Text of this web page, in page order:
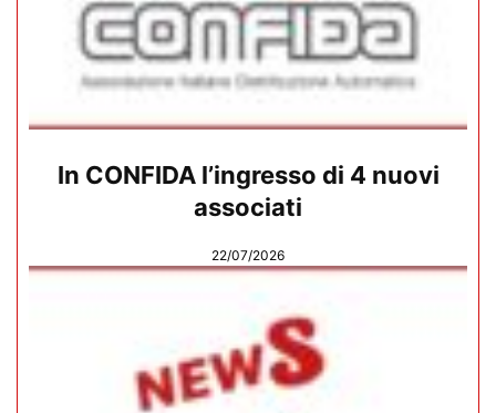
In CONFIDA l’ingresso di 4 nuovi
associati
22/07/2026